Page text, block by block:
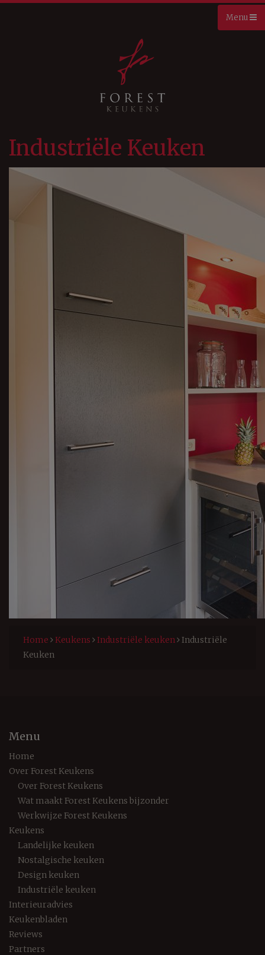
Industriële Keuken
Home Keukens Industriële keuken
Industriële
Keuken
Menu
Home
Over Forest Keukens
Over Forest Keukens
Wat maakt Forest Keukens bijzonder
Werkwijze Forest Keukens
Keukens
Landelijke keuken
Nostalgische keuken
Design keuken
Industriële keuken
Interieuradvies
Keukenbladen
Reviews
Partners